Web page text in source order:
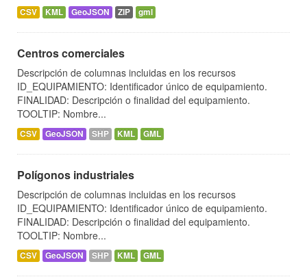
CSV KML GeoJSON ZIP gml
Centros comerciales
Descripción de columnas incluidas en los recursos
ID_EQUIPAMIENTO: Identificador único de equipamiento.
FINALIDAD: Descripción o finalidad del equipamiento.
TOOLTIP: Nombre...
CSV GeoJSON SHP KML GML
Polígonos industriales
Descripción de columnas incluidas en los recursos
ID_EQUIPAMIENTO: Identificador único de equipamiento.
FINALIDAD: Descripción o finalidad del equipamiento.
TOOLTIP: Nombre...
CSV GeoJSON SHP KML GML